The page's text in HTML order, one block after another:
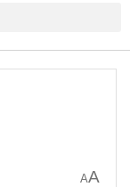
AA